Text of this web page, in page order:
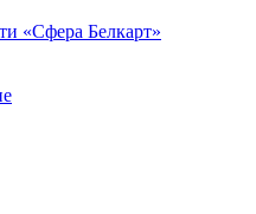
«Сфера Белкарт»